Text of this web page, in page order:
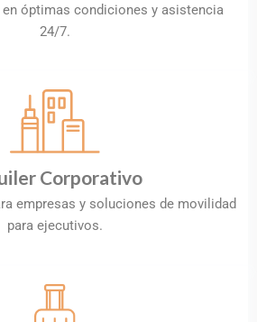
óptimas condiciones y asistencia
24/7.
Corporativo
empresas y soluciones de movilidad
para ejecutivos.